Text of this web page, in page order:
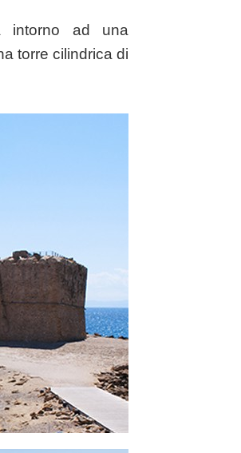
intorno ad una
torre cilindrica di